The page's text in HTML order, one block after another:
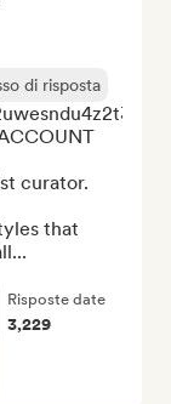
di risposta
curator.
that
Risposte date
3,229